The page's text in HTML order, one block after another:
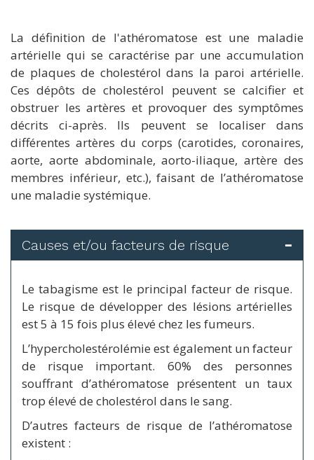
La définition de l'athéromatose est une maladie
artérielle qui se caractérise par une accumulation
de plaques de cholestérol dans la paroi artérielle.
Ces dépôts de cholestérol peuvent se calcifier et
obstruer les artères et provoquer des symptômes
décrits ci-après. Ils peuvent se localiser dans
différentes artères du corps (carotides, coronaires,
aorte, aorte abdominale, aorto-iliaque, artère des
membres inférieur, etc.), faisant de l’athéromatose
une maladie systémique.
Causes et/ou facteurs de risque
Le tabagisme est le principal facteur de risque.
Le risque de développer des lésions artérielles
est 5 à 15 fois plus élevé chez les fumeurs.
L’hypercholestérolémie est également un facteur
de risque important. 60% des personnes
souffrant d’athéromatose présentent un taux
trop élevé de cholestérol dans le sang.
D’autres facteurs de risque de l’athéromatose
existent :